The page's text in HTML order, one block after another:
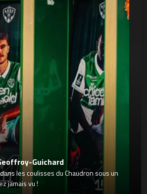
Guichard
les coulisses du Chaudron sous un
jamais vu !